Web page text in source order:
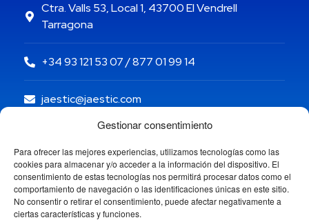
Gestionar consentimiento
Para ofrecer las mejores experiencias, utilizamos tecnologías como las
cookies para almacenar y/o acceder a la información del dispositivo. El
consentimiento de estas tecnologías nos permitirá procesar datos como el
comportamiento de navegación o las identificaciones únicas en este sitio.
No consentir o retirar el consentimiento, puede afectar negativamente a
ciertas características y funciones.
Ctra. Valls 53, Local 1, 43700 El Vendrell
Tarragona
+34 93 121 53 07 / 877 01 99 14
jaestic@jaestic.com